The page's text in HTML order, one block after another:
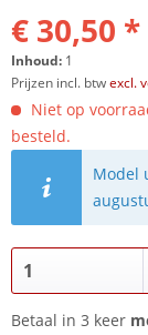
€ 30,50 *
Inhoud: 1
Prijzen incl. btwexcl.
Niet op
besteld.
Model
Betaal in 3 keer